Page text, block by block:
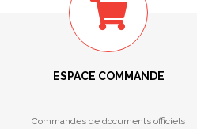
ESPACE COMMANDE
Commandes de documents officiels